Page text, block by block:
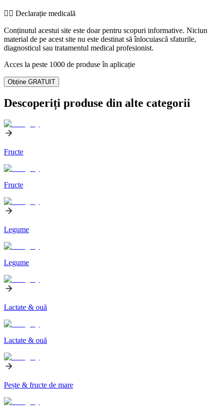
👨‍⚕️️ Declarație medicală
Conținutul acestui site este doar pentru scopuri informative. Niciun
material de pe acest site nu este destinat să înlocuiască sfaturile,
diagnosticul sau tratamentul medical profesionist.
Acces la peste 1000 de produse în aplicație
Obține GRATUIT
Descoperiți produse din alte categorii
Fructe
Fructe
Legume
Legume
Lactate & ouă
Lactate & ouă
Pește & fructe de mare